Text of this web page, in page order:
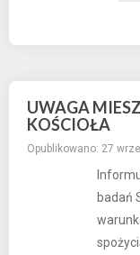
UWAGA
KOŚCIOŁA
Opublikowano: 27
badań